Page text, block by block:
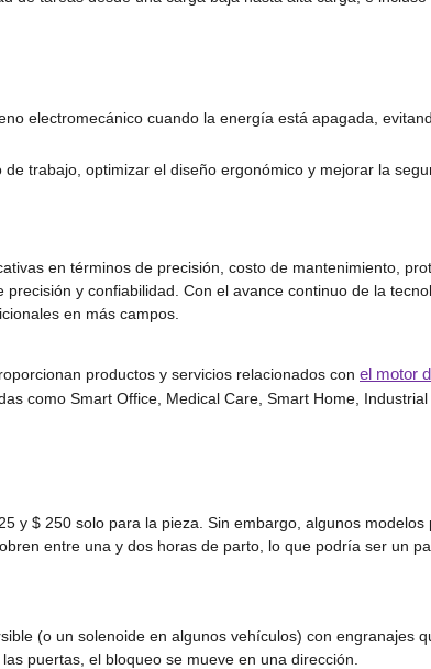
electromecánico cuando la energía está apagada,
trabajo, optimizar el diseño ergonómico y mejorar la
en términos de precisión, costo de mantenimiento,
y confiabilidad. Con el avance continuo de la
en más campos.
productos y servicios relacionados con el motor
como Smart Office, Medical Care, Smart Home, Industrial
y $ 250 solo para la pieza. Sin embargo, algunos
entre una y dos horas de parto, lo que podría ser un
(o un solenoide en algunos vehículos) con engranajes
puertas, el bloqueo se mueve en una dirección.